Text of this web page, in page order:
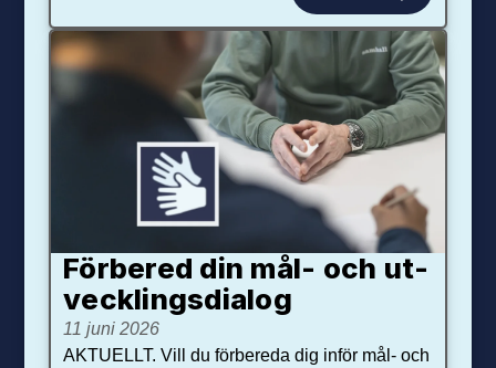
Förbered din mål- och ut­
veck­lings­dialog
11 juni 2026
AKTUELLT. Vill du förbereda dig inför mål- och